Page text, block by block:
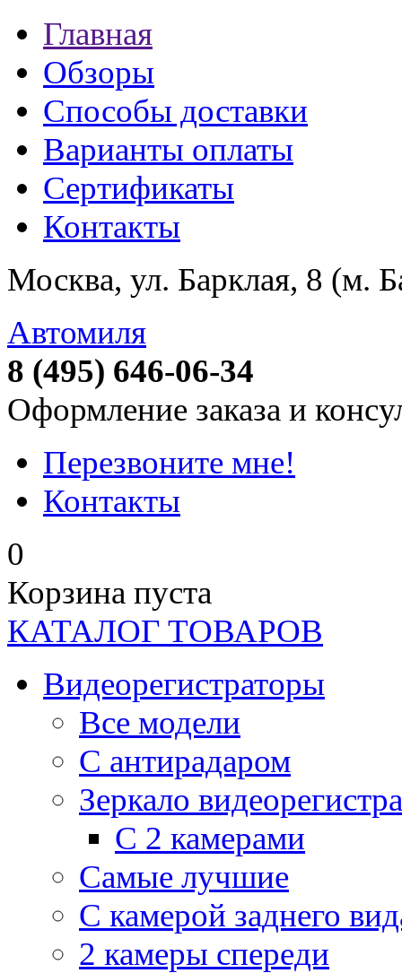
Главная
Обзоры
Способы доставки
Варианты оплаты
Сертификаты
Контакты
Москва, ул. Барклая, 8 (м.
Автомиля
8 (495) 646-06-34
Оформление заказа и
Перезвоните мне!
Контакты
0
Корзина пуста
КАТАЛОГ ТОВАРОВ
Видеорегистраторы
Все модели
C антирадаром
Зеркало
С 2 камерами
Самые лучшие
С камерой заднего
2 камеры спереди